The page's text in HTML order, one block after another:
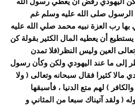
صلى الله عليه وسلم غم
بها رب العزة نبيه محمد صلي الله عليه
أن يعطيه المال الكثير بقولة كن
العين وليس النظر(فلا تمدن
إلى ما عند اليهودي ولكن وكأن رسول
مالا كثيرا فقال سبحانه وتعالى ( ولا
) لهم متع الدنيا ، فأسبقها
( ولقد آتيناك سبعا من المثاني و